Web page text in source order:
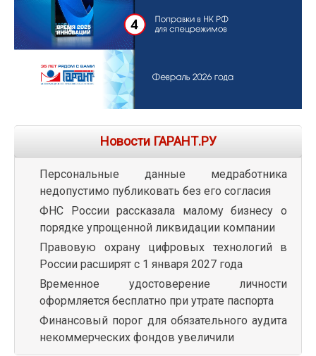
Новости ГАРАНТ.РУ
Персональные данные медработника
недопустимо публиковать без его согласия
ФНС России рассказала малому бизнесу о
порядке упрощенной ликвидации компании
Правовую охрану цифровых технологий в
России расширят с 1 января 2027 года
Временное удостоверение личности
оформляется бесплатно при утрате паспорта
Финансовый порог для обязательного аудита
некоммерческих фондов увеличили